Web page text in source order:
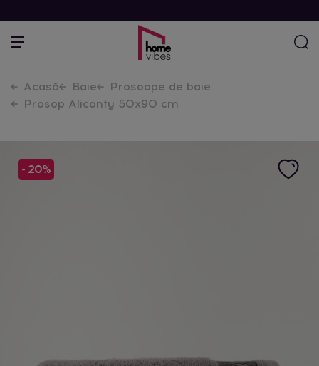
Acasă Baie
Prosoape de baie
Prosop Alicanty 50x90 cm
- 20%